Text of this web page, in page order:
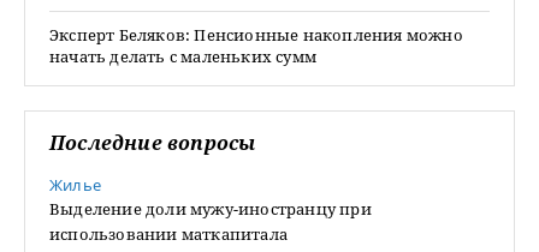
Эксперт Беляков: Пенсионные накопления можно
начать делать с маленьких сумм
Последние вопросы
Жилье
Выделение доли мужу-иностранцу при
использовании маткапитала